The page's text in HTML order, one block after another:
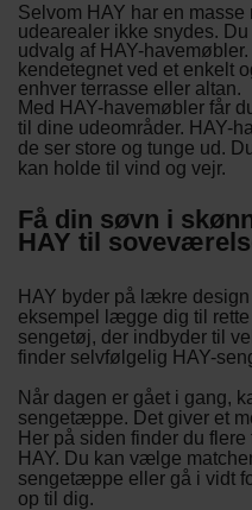
Selvom HAY har en
udearealer ikke snydes.
udvalg af HAY-
kendetegnet ved et enkelt
enhver terrasse eller altan.
Med HAY-havemøbler får
til dine udeområder. HAY-
de ser store og tunge ud.
kan holde til vind og vejr.
Få din søvn i
HAY til
HAY byder på lækre
eksempel lægge dig til
sengetøj, der indbyder til
finder selvfølgelig HAY-
Når dagen er gået i gang,
sengetæppe. Det giver et
Her på siden finder du
HAY. Du kan vælge
sengetæppe eller gå i vidt
op til dig.